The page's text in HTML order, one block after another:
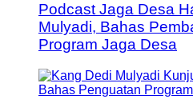
Podcast Jaga Desa
Mulyadi, Bahas
Program Jaga Desa